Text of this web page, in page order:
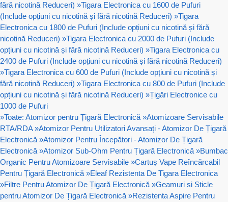
fără nicotină Reduceri) »Tigara Electronica cu 1600 de Pufuri
(Include opțiuni cu nicotină și fără nicotină Reduceri) »Tigara
Electronica cu 1800 de Pufuri (Include opțiuni cu nicotină și fără
nicotină Reduceri) »Tigara Electronica cu 2000 de Pufuri (Include
opțiuni cu nicotină și fără nicotină Reduceri) »Tigara Electronica cu
2400 de Pufuri (Include opțiuni cu nicotină și fără nicotină Reduceri)
»Tigara Electronica cu 600 de Pufuri (Include opțiuni cu nicotină și
fără nicotină Reduceri) »Tigara Electronica cu 800 de Pufuri (Include
opțiuni cu nicotină și fără nicotină Reduceri) »Țigări Electronice cu
1000 de Pufuri
»Toate: Atomizor pentru Țigară Electronică »Atomizoare Servisabile
RTA/RDA »Atomizor Pentru Utilizatori Avansați - Atomizor De Țigară
Electronică »Atomizor Pentru Începători - Atomizor De Țigară
Electronică »Atomizor Sub-Ohm Pentru Țigară Electronică »Bumbac
Organic Pentru Atomizoare Servisabile »Cartuș Vape Reîncărcabil
Pentru Țigară Electronică »Eleaf Rezistenta De Tigara Electronica
»Filtre Pentru Atomizor De Țigară Electronică »Geamuri si Sticle
pentru Atomizor De Țigară Electronică »Rezistenta Aspire Pentru